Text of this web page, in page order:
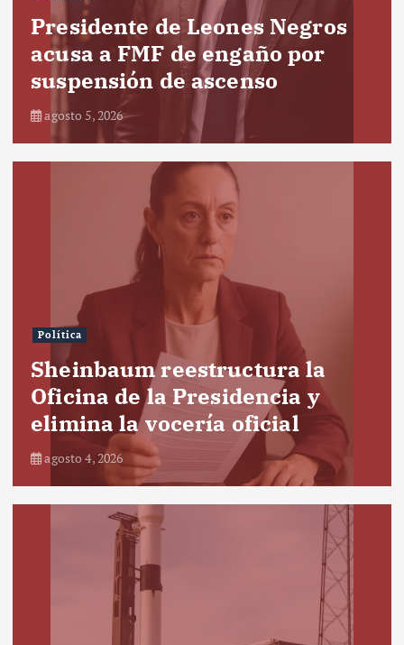
Presidente de Leones Negros
acusa a FMF de engaño por
suspensión de ascenso
agosto 5, 2026
Política
Sheinbaum reestructura la
Oficina de la Presidencia y
elimina la vocería oficial
agosto 4, 2026